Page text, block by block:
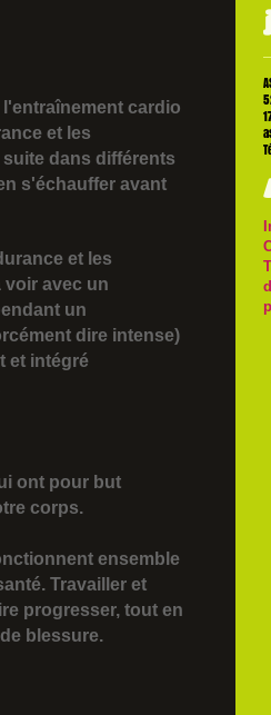
l'entraînement cardio
et les
dans différents
s'échauffer avant
et les
voir avec un
un
dire intense)
et intégré
ont pour but
corps.
ensemble
Travailler et
progresser, tout en
blessure.